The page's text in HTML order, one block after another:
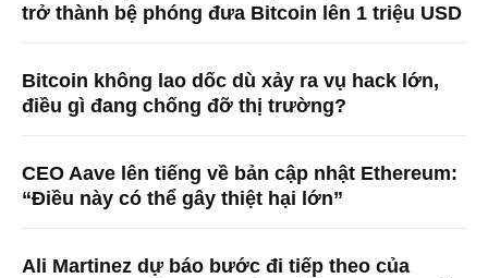
trở thành bệ phóng đưa Bitcoin lên 1 triệu USD
Bitcoin không lao dốc dù xảy ra vụ hack lớn,
điều gì đang chống đỡ thị trường?
CEO Aave lên tiếng về bản cập nhật Ethereum:
“Điều này có thể gây thiệt hại lớn”
Ali Martinez dự báo bước đi tiếp theo của